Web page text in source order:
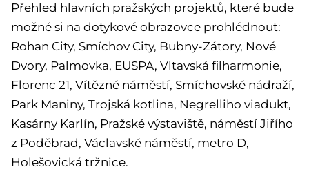
Přehled hlavních pražských projektů, které bude
možné si na dotykové obrazovce prohlédnout:
Rohan City, Smíchov City, Bubny-Zátory, Nové
Dvory, Palmovka, EUSPA, Vltavská filharmonie,
Florenc 21, Vítězné náměstí, Smíchovské nádraží,
Park Maniny, Trojská kotlina, Negrelliho viadukt,
Kasárny Karlín, Pražské výstaviště, náměstí Jiřího
z Poděbrad, Václavské náměstí, metro D,
Holešovická tržnice.